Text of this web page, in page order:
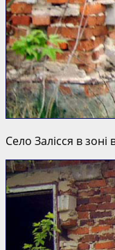
Село Залісся в зоні